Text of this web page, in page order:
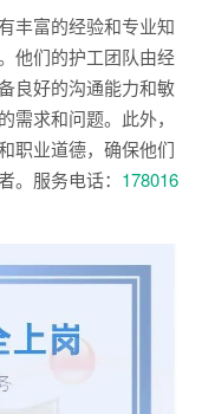
丰富的经验和专业知
他们的护工团队由经
良好的沟通能力和敏
求和问题。此外，
职业道德，确保他们
。服务电话： 178016